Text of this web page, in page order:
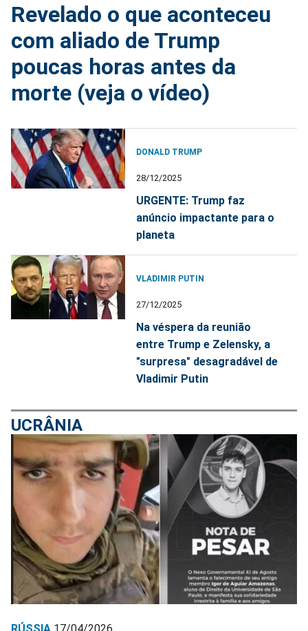
Revelado o que aconteceu
com aliado de Trump
poucas horas antes da
morte (veja o vídeo)
DONALD TRUMP
28/12/2025
URGENTE: Trump faz
anúncio impactante para o
planeta
VLADIMIR PUTIN
27/12/2025
Na véspera da reunião
entre Trump e Zelensky, a
"surpresa" desagradável de
Vladimir Putin
UCRÂNIA